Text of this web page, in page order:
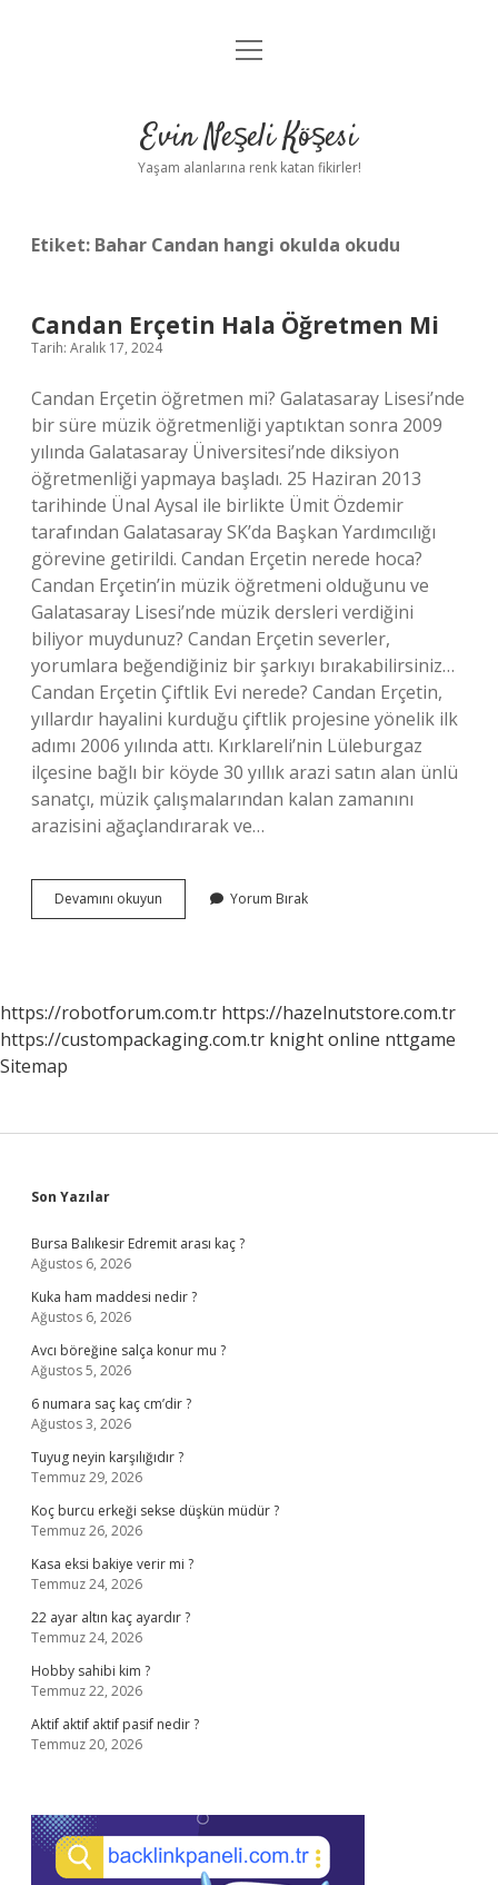
Anasayfa
Yasal Uyarı
menüyü
Evin Neşeli Köşesi
Yaşam alanlarına renk katan fikirler!
Etiket: Bahar Candan hangi okulda okudu
Candan Erçetin Hala Öğretmen Mi
Tarih: Aralık 17, 2024
Candan Erçetin öğretmen mi? Galatasaray Lisesi’nde
bir süre müzik öğretmenliği yaptıktan sonra 2009
yılında Galatasaray Üniversitesi’nde diksiyon
öğretmenliği yapmaya başladı. 25 Haziran 2013
tarihinde Ünal Aysal ile birlikte Ümit Özdemir
tarafından Galatasaray SK’da Başkan Yardımcılığı
görevine getirildi. Candan Erçetin nerede hoca?
Candan Erçetin’in müzik öğretmeni olduğunu ve
Galatasaray Lisesi’nde müzik dersleri verdiğini
biliyor muydunuz? Candan Erçetin severler,
yorumlara beğendiğiniz bir şarkıyı bırakabilirsiniz…
Candan Erçetin Çiftlik Evi nerede? Candan Erçetin,
yıllardır hayalini kurduğu çiftlik projesine yönelik ilk
adımı 2006 yılında attı. Kırklareli’nin Lüleburgaz
ilçesine bağlı bir köyde 30 yıllık arazi satın alan ünlü
sanatçı, müzik çalışmalarından kalan zamanını
arazisini ağaçlandırarak ve…
Devamını okuyun
Erçetin
Yorum Bırak
https://robotforum.com.tr https://hazelnutstore.com.tr
https://custompackaging.com.tr knight online nttgame
Sitemap
Sidebar
Son Yazılar
Bursa Balıkesir Edremit arası kaç ?
Ağustos 6, 2026
Kuka ham maddesi nedir ?
Ağustos 6, 2026
Avcı böreğine salça konur mu ?
Ağustos 5, 2026
6 numara saç kaç cm’dir ?
Ağustos 3, 2026
Tuyug neyin karşılığıdır ?
Temmuz 29, 2026
Koç burcu erkeği sekse düşkün müdür ?
Temmuz 26, 2026
Kasa eksi bakiye verir mi ?
Temmuz 24, 2026
22 ayar altın kaç ayardır ?
Temmuz 24, 2026
Hobby sahibi kim ?
Temmuz 22, 2026
Aktif aktif aktif pasif nedir ?
Temmuz 20, 2026